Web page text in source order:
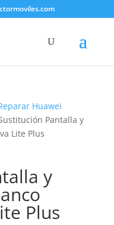
Huawei
Pantalla y
Lite Plus
y
Plus